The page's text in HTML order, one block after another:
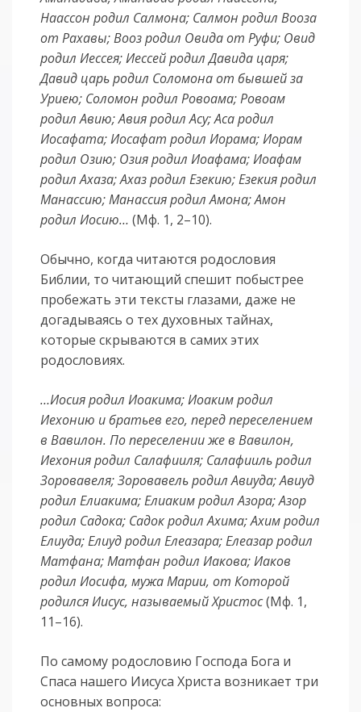
Наассон родил Салмона; Салмон родил Вооза
от Рахавы; Вооз родил Овида от Руфи; Овид
родил Иессея; Иессей родил Давида царя;
Давид царь родил Соломона от бывшей за
Уриею; Соломон родил Ровоама; Ровоам
родил Авию; Авия родил Асу; Аса родил
Иосафата; Иосафат родил Иорама; Иорам
родил Озию; Озия родил Иоафама; Иоафам
родил Ахаза; Ахаз родил Езекию; Езекия родил
Манассию; Манассия родил Амона; Амон
родил Иосию… (Мф. 1, 2–10).
Обычно, когда читаются родословия
Библии, то читающий спешит побыстрее
пробежать эти тексты глазами, даже не
догадываясь о тех духовных тайнах,
которые скрываются в самих этих
родословиях.
…Иосия родил Иоакима; Иоаким родил
Иехонию и братьев его, перед переселением
в Вавилон. По переселении же в Вавилон,
Иехония родил Салафииля; Салафииль родил
Зоровавеля; Зоровавель родил Авиуда; Авиуд
родил Елиакима; Елиаким родил Азора; Азор
родил Садока; Садок родил Ахима; Ахим родил
Елиуда; Елиуд родил Елеазара; Елеазар родил
Матфана; Матфан родил Иакова; Иаков
родил Иосифа, мужа Марии, от Которой
родился Иисус, называемый Христос(Мф. 1,
11–16).
По самому родословию Господа Бога и
Спаса нашего Иисуса Христа возникает три
основных вопроса: